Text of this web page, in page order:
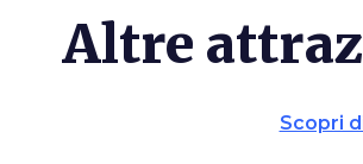
Altre
Scopri